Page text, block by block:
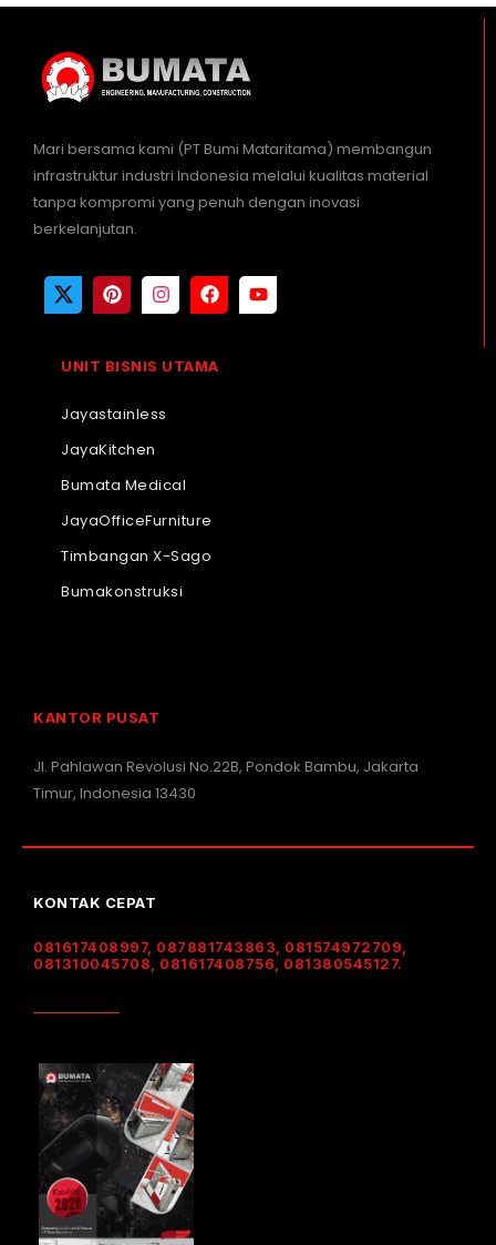
Mari bersama kami (PT Bumi Mataritama) membangun
infrastruktur industri Indonesia melalui kualitas material
tanpa kompromi yang penuh dengan inovasi
berkelanjutan.
UNIT BISNIS UTAMA
Jayastainless
JayaKitchen
Bumata Medical
JayaOfficeFurniture
Timbangan X-Sago
Bumakonstruksi
KANTOR PUSAT
Jl. Pahlawan Revolusi No.22B, Pondok Bambu, Jakarta
Timur, Indonesia 13430
KONTAK CEPAT
081617408997, 087881743863, 081574972709,
081310045708, 081617408756, 081380545127.